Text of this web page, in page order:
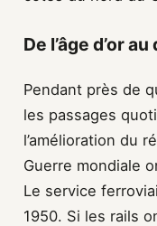
De l’âge d’or
Pendant près de
les passages
l’amélioration du
Guerre mondiale
Le service
1950. Si les rails